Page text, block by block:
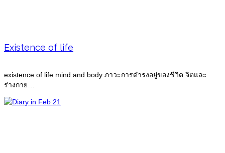
Existence of life
existence of life mind and body ภาวะการดำรงอยู่ของชีวิต จิตและ
ร่างกาย…